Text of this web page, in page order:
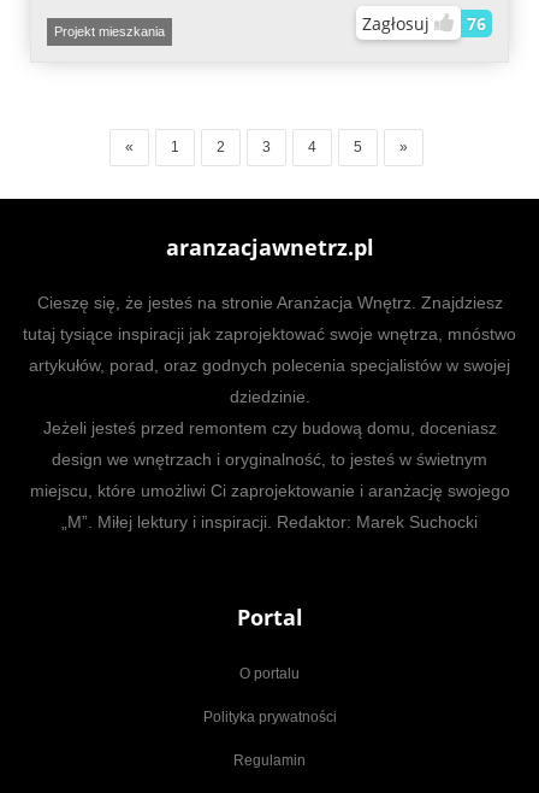
Projekt mieszkania Zagłosuj 76
« 1 2 3 4 5 »
aranzacjawnetrz.pl
Cieszę się, że jesteś na stronie Aranżacja Wnętrz. Znajdziesz
tutaj tysiące inspiracji jak zaprojektować swoje wnętrza, mnóstwo
artykułów, porad, oraz godnych polecenia specjalistów w swojej
dziedzinie.
Jeżeli jesteś przed remontem czy budową domu, doceniasz
design we wnętrzach i oryginalność, to jesteś w świetnym
miejscu, które umożliwi Ci zaprojektowanie i aranżację swojego
„M”. Miłej lektury i inspiracji. Redaktor: Marek Suchocki
Portal
O portalu
Polityka prywatności
Regulamin